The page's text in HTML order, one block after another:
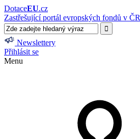
DotaceEU.cz
Zastřešující portál evropských fondů v ČR
Newslettery
Přihlásit se
Menu